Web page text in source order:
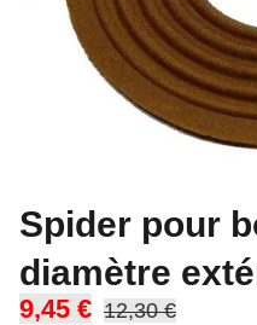
Spider pour
diamètre
9,45 € 12,30 €